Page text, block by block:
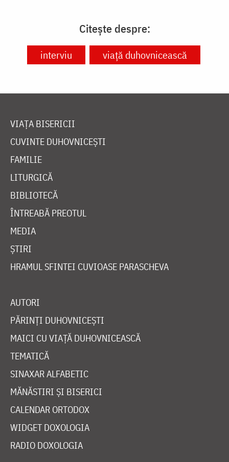
Citește despre:
interviu viață duhovnicească
VIAȚA BISERICII
CUVINTE DUHOVNICEȘTI
FAMILIE
LITURGICĂ
BIBLIOTECĂ
ÎNTREABĂ PREOTUL
MEDIA
ȘTIRI
HRAMUL SFINTEI CUVIOASE PARASCHEVA
AUTORI
PĂRINȚI DUHOVNICEȘTI
MAICI CU VIAȚĂ DUHOVNICEASCĂ
TEMATICĂ
SINAXAR ALFABETIC
MĂNĂSTIRI ȘI BISERICI
CALENDAR ORTODOX
WIDGET DOXOLOGIA
RADIO DOXOLOGIA